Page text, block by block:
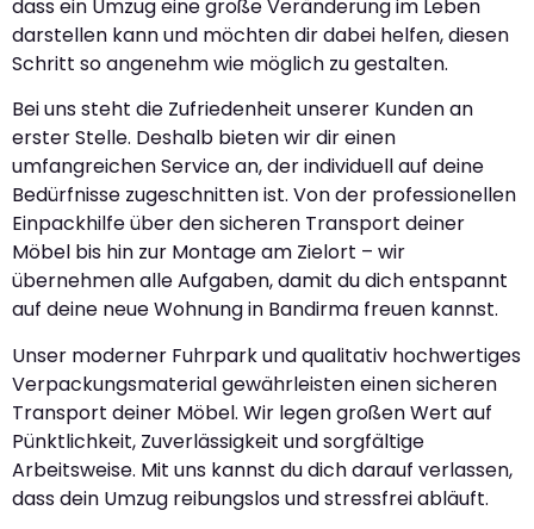
dass ein Umzug eine große Veränderung im Leben
darstellen kann und möchten dir dabei helfen, diesen
Schritt so angenehm wie möglich zu gestalten.
Bei uns steht die Zufriedenheit unserer Kunden an
erster Stelle. Deshalb bieten wir dir einen
umfangreichen Service an, der individuell auf deine
Bedürfnisse zugeschnitten ist. Von der professionellen
Einpackhilfe über den sicheren Transport deiner
Möbel bis hin zur Montage am Zielort – wir
übernehmen alle Aufgaben, damit du dich entspannt
auf deine neue Wohnung in Bandirma freuen kannst.
Unser moderner Fuhrpark und qualitativ hochwertiges
Verpackungsmaterial gewährleisten einen sicheren
Transport deiner Möbel. Wir legen großen Wert auf
Pünktlichkeit, Zuverlässigkeit und sorgfältige
Arbeitsweise. Mit uns kannst du dich darauf verlassen,
dass dein Umzug reibungslos und stressfrei abläuft.